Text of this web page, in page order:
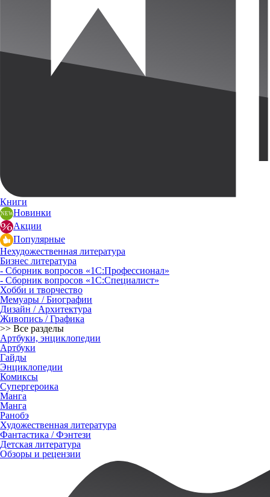
Книги
Новинки
Акции
Популярные
Нехудожественная литература
Бизнес литература
- Сборник вопросов «1С:Профессионал»
- Сборник вопросов «1С:Специалист»
Хобби и творчество
Мемуары / Биографии
Дизайн / Архитектура
Живопись / Графика
>> Все разделы
Артбуки, энциклопедии
Артбуки
Гайды
Энциклопедии
Комиксы
Супергероика
Манга
Манга
Ранобэ
Художественная литература
Фантастика / Фэнтези
Детская литература
Обзоры и рецензии